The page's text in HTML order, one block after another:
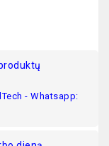
- Whatsapp: